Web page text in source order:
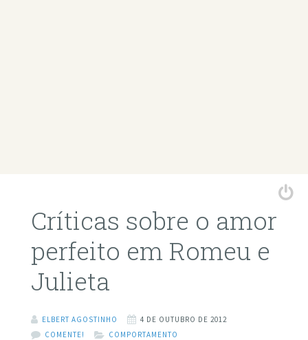
Críticas sobre o amor
perfeito em Romeu e
Julieta
ELBERT AGOSTINHO
4 DE OUTUBRO DE 2012
COMENTE!
COMPORTAMENTO